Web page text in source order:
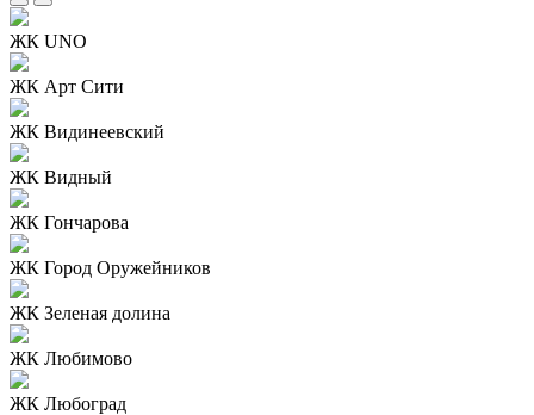
ЖК UNO
ЖК Арт Сити
ЖК Видинеевский
ЖК Видный
ЖК Гончарова
ЖК Город Оружейников
ЖК Зеленая долина
ЖК Любимово
ЖК Любоград